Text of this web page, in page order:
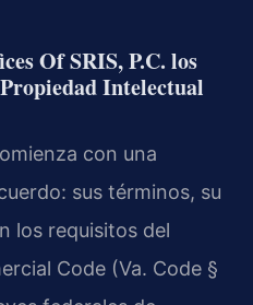
Of SRIS, P.C. los
Intelectual
con una
sus términos, su
los requisitos del
Code (Va. Code §